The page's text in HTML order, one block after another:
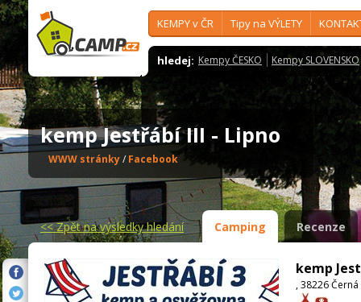
KEMPY v ČR Tipy na VÝLETY
hledej: Kempy ČESKO Kempy SLOVENSKO
kemp Jestřábí III - Lipno
WWW stránky/ Facebook
<<Zpět na výsledky hledání Camping Recenze
kemp
, 38226